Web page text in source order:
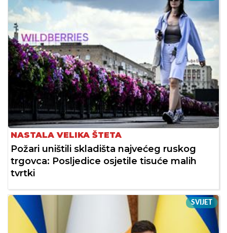
NASTALA VELIKA ŠTETA
Požari uništili skladišta najvećeg ruskog
trgovca: Posljedice osjetile tisuće malih
tvrtki
SVIJET